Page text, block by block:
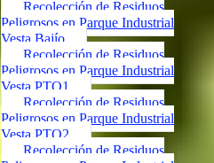
Recolección de Residuos
Peligrosos en Parque Industrial
Vesta Bajío
Recolección de Residuos
Peligrosos en Parque Industrial
Vesta PTO1
Recolección de Residuos
Peligrosos en Parque Industrial
Vesta PTO2
Recolección de Residuos